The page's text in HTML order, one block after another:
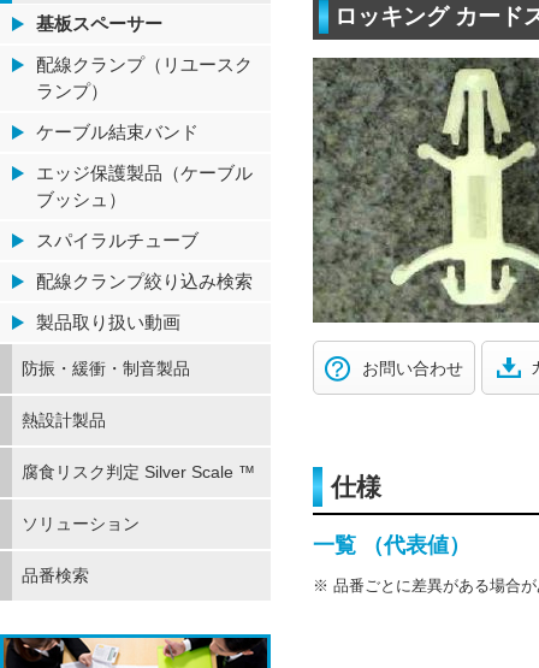
ロッキング カー
お問い合わせ
仕様
一覧 （代表値）
品番ごとに差異がある場合
基板スペーサー
配線クランプ（リユースク
ランプ）
ケーブル結束バンド
エッジ保護製品（ケーブル
ブッシュ）
スパイラルチューブ
配線クランプ絞り込み検索
製品取り扱い動画
防振・緩衝・制音製品
熱設計製品
腐食リスク判定 Silver Scale ™
ソリューション
品番検索